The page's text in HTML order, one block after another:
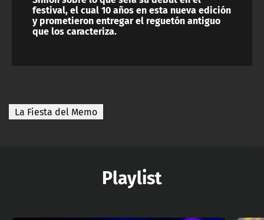
festival, el cual 10 años en esta nueva edición
y prometieron entregar el reguetón antiguo
que los caracteriza.
La Fiesta del Memo
Playlist